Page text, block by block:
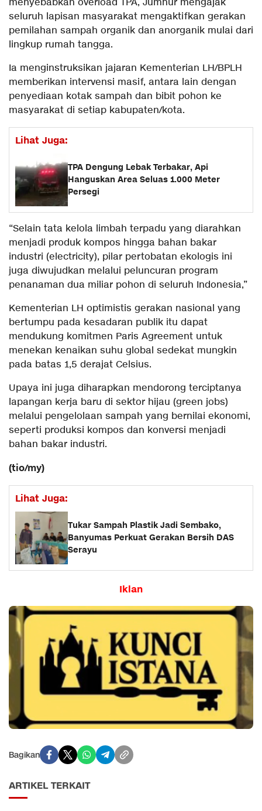
menyebabkan overload TPA, Jumhur mengajak
seluruh lapisan masyarakat mengaktifkan gerakan
pemilahan sampah organik dan anorganik mulai dari
lingkup rumah tangga.
Ia menginstruksikan jajaran Kementerian LH/BPLH
memberikan intervensi masif, antara lain dengan
penyediaan kotak sampah dan bibit pohon ke
masyarakat di setiap kabupaten/kota.
Lihat Juga:
TPA Dengung Lebak Terbakar, Api
Hanguskan Area Seluas 1.000 Meter
Persegi
“Selain tata kelola limbah terpadu yang diarahkan
menjadi produk kompos hingga bahan bakar
industri (electricity), pilar pertobatan ekologis ini
juga diwujudkan melalui peluncuran program
penanaman dua miliar pohon di seluruh Indonesia,”
Kementerian LH optimistis gerakan nasional yang
bertumpu pada kesadaran publik itu dapat
mendukung komitmen Paris Agreement untuk
menekan kenaikan suhu global sedekat mungkin
pada batas 1,5 derajat Celsius.
Upaya ini juga diharapkan mendorong terciptanya
lapangan kerja baru di sektor hijau (green jobs)
melalui pengelolaan sampah yang bernilai ekonomi,
seperti produksi kompos dan konversi menjadi
bahan bakar industri.
(tio/my)
Lihat Juga:
Tukar Sampah Plastik Jadi Sembako,
Banyumas Perkuat Gerakan Bersih DAS
Serayu
Iklan
Bagikan
ARTIKEL TERKAIT